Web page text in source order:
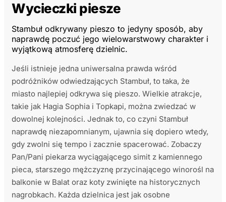
Wycieczki piesze
Stambuł odkrywany pieszo to jedyny sposób, aby
naprawdę poczuć jego wielowarstwowy charakter i
wyjątkową atmosferę dzielnic.
Jeśli istnieje jedna uniwersalna prawda wśród
podróżników odwiedzających Stambuł, to taka, że
miasto najlepiej odkrywa się pieszo. Wielkie atrakcje,
takie jak Hagia Sophia i Topkapi, można zwiedzać w
dowolnej kolejności. Jednak to, co czyni Stambuł
naprawdę niezapomnianym, ujawnia się dopiero wtedy,
gdy zwolni się tempo i zacznie spacerować. Zobaczy
Pan/Pani piekarza wyciągającego simit z kamiennego
pieca, starszego mężczyznę przycinającego winorośl na
balkonie w Balat oraz koty zwinięte na historycznych
nagrobkach. Każda dzielnica jest jak osobne